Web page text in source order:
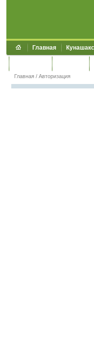
Главная
Главная / Авторизация